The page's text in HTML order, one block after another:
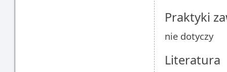
Praktyki
nie dotyczy
Literatura